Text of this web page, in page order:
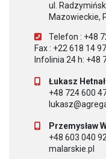
ul.
Mazowieckie,
Telefon : +48
Fax : +22 618 14 97
Infolinia 24 h: +48
Łukasz Hetnał
+48 724 600
Przemysław
+48 603 040
malarskie.pl